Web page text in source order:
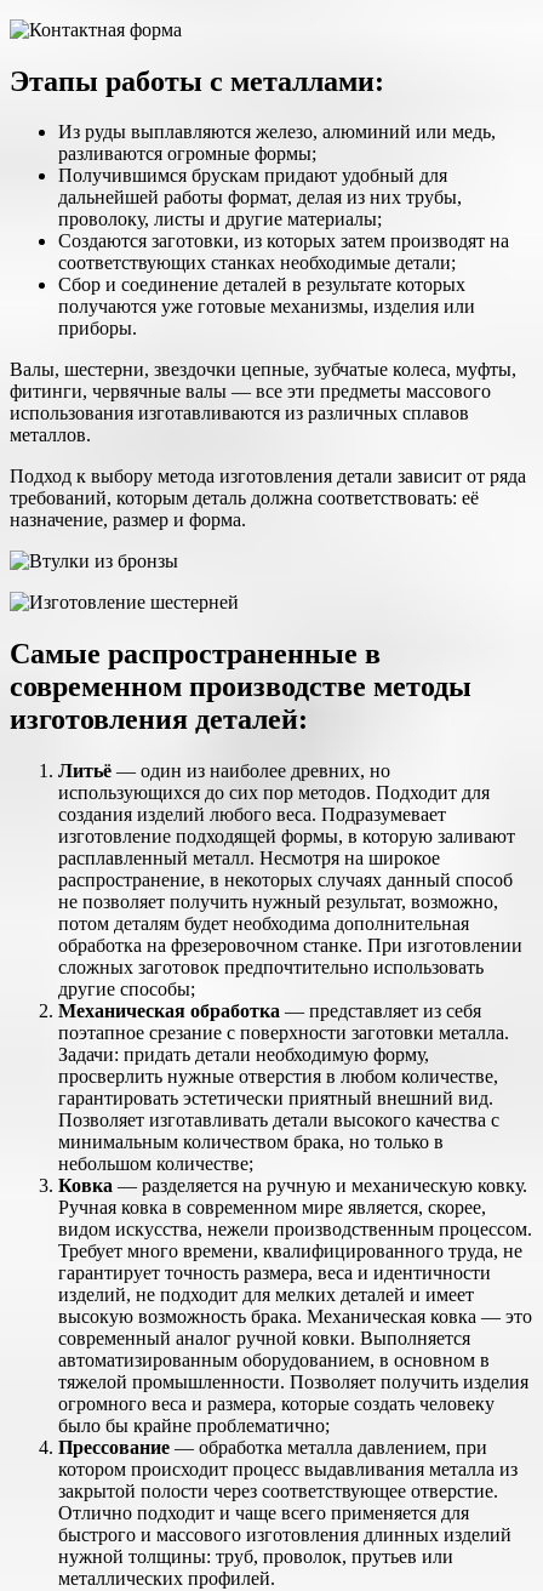
Этапы работы с металлами:
Из руды выплавляются железо, алюминий или медь,
разливаются огромные формы;
Получившимся брускам придают удобный для
дальнейшей работы формат, делая из них трубы,
проволоку, листы и другие материалы;
Создаются заготовки, из которых затем производят на
соответствующих станках необходимые детали;
Сбор и соединение деталей в результате которых
получаются уже готовые механизмы, изделия или
приборы.
Валы, шестерни, звездочки цепные, зубчатые колеса, муфты,
фитинги, червячные валы — все эти предметы массового
использования изготавливаются из различных сплавов
металлов.
Подход к выбору метода изготовления детали зависит от ряда
требований, которым деталь должна соответствовать: её
назначение, размер и форма.
Самые распространенные в
современном производстве методы
изготовления деталей:
Литьё — один из наиболее древних, но
использующихся до сих пор методов. Подходит для
создания изделий любого веса. Подразумевает
изготовление подходящей формы, в которую заливают
расплавленный металл. Несмотря на широкое
распространение, в некоторых случаях данный способ
не позволяет получить нужный результат, возможно,
потом деталям будет необходима дополнительная
обработка на фрезеровочном станке. При изготовлении
сложных заготовок предпочтительно использовать
другие способы;
Механическая обработка — представляет из себя
поэтапное срезание с поверхности заготовки металла.
Задачи: придать детали необходимую форму,
просверлить нужные отверстия в любом количестве,
гарантировать эстетически приятный внешний вид.
Позволяет изготавливать детали высокого качества с
минимальным количеством брака, но только в
небольшом количестве;
Ковка — разделяется на ручную и механическую ковку.
Ручная ковка в современном мире является, скорее,
видом искусства, нежели производственным процессом.
Требует много времени, квалифицированного труда, не
гарантирует точность размера, веса и идентичности
изделий, не подходит для мелких деталей и имеет
высокую возможность брака. Механическая ковка — это
современный аналог ручной ковки. Выполняется
автоматизированным оборудованием, в основном в
тяжелой промышленности. Позволяет получить изделия
огромного веса и размера, которые создать человеку
было бы крайне проблематично;
Прессование — обработка металла давлением, при
котором происходит процесс выдавливания металла из
закрытой полости через соответствующее отверстие.
Отлично подходит и чаще всего применяется для
быстрого и массового изготовления длинных изделий
нужной толщины: труб, проволок, прутьев или
металлических профилей.